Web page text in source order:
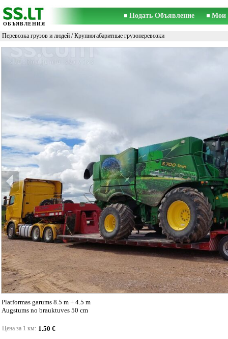
ОБЪЯВЛЕНИЯ
Подать Объявление Мои
Перевозка грузов и людей /Крупногабаритные грузоперевозки
Platformas garums 8.5 m + 4.5 m
Augstums no brauktuves 50 cm
Цена за 1 км: 1.50 €